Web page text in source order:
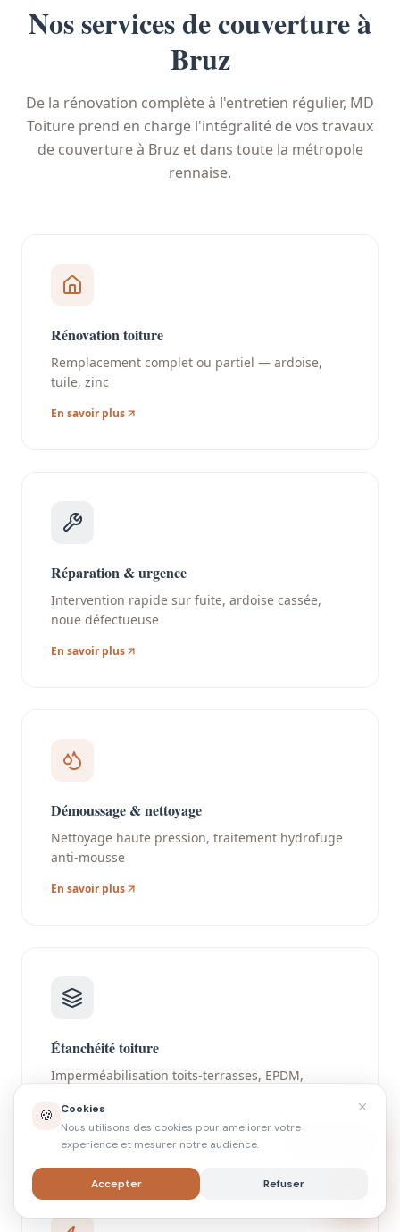
Nos services de couverture à
Bruz
De la rénovation complète à l'entretien régulier, MD
Toiture prend en charge l'intégralité de vos travaux
de couverture à Bruz et dans toute la métropole
rennaise.
Rénovation toiture
Remplacement complet ou partiel — ardoise,
tuile, zinc
En savoir plus
Réparation & urgence
Intervention rapide sur fuite, ardoise cassée,
noue défectueuse
En savoir plus
Démoussage & nettoyage
Nettoyage haute pression, traitement hydrofuge
anti-mousse
En savoir plus
Étanchéité toiture
Imperméabilisation toits-terrasses, EPDM,
En savoir plus
🍪
Cookies
Nous utilisons des cookies pour ameliorer votre
experience et mesurer notre audience.
Accepter Refuser